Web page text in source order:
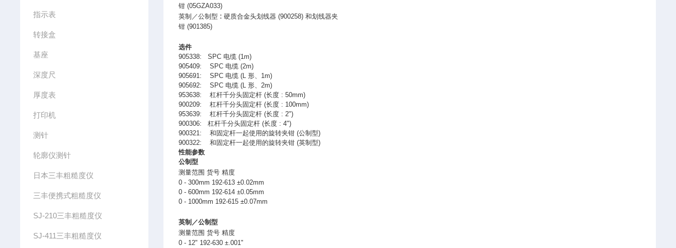
指示表
转接盒
基座
深度尺
厚度表
打印机
测针
轮廓仪测针
日本三丰粗糙度仪
三丰便携式粗糙度仪
SJ-210三丰粗糙度仪
SJ-411三丰粗糙度仪
钳 (05GZA033)
英制／公制型 :硬质合金头划线器 (900258)和划线器夹
钳 (901385)
选件
905338: SPC 电缆 (1m)
905409: SPC 电缆 (2m)
905691: SPC 电缆 (L形、 1m)
905692: SPC 电缆 (L形、2m)
953638:杠杆千分头固定杆 (长度 : 50mm)
900209:杠杆千分头固定杆 (长度 : 100mm)
953639:杠杆千分头固定杆 (长度 : 2")
900306:杠杆千分头固定杆 (长度 : 4")
900321:和固定杆一起使用的旋转夹钳 (公制型)
900322:和固定杆一起使用的旋转夹钳 (英制型)
性能参数
公制型
测量范围 货号 精度
0 - 300mm 192-613 ±0.02mm
0 - 600mm 192-614 ±0.05mm
0 - 1000mm 192-615 ±0.07mm
英制／公制型
测量范围 货号 精度
0 - 12" 192-630 ±.001"